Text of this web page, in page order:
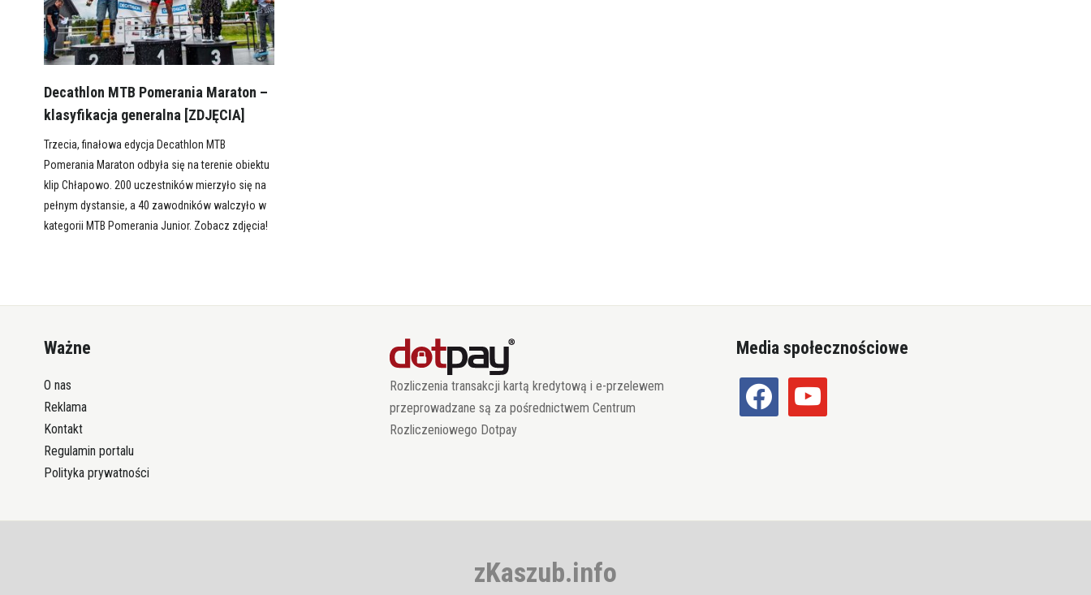
Decathlon MTB Pomerania Maraton –
klasyfikacja generalna [ZDJĘCIA]
Trzecia, finałowa edycja Decathlon MTB
Pomerania Maraton odbyła się na terenie obiektu
klip Chłapowo. 200 uczestników mierzyło się na
pełnym dystansie, a 40 zawodników walczyło w
kategorii MTB Pomerania Junior. Zobacz zdjęcia!
Ważne
O nas
Reklama
Kontakt
Regulamin portalu
Polityka prywatności
Rozliczenia transakcji kartą kredytową i e-przelewem
przeprowadzane są za pośrednictwem Centrum
Rozliczeniowego Dotpay
Media społecznościowe
facebook youtube
zKaszub.info